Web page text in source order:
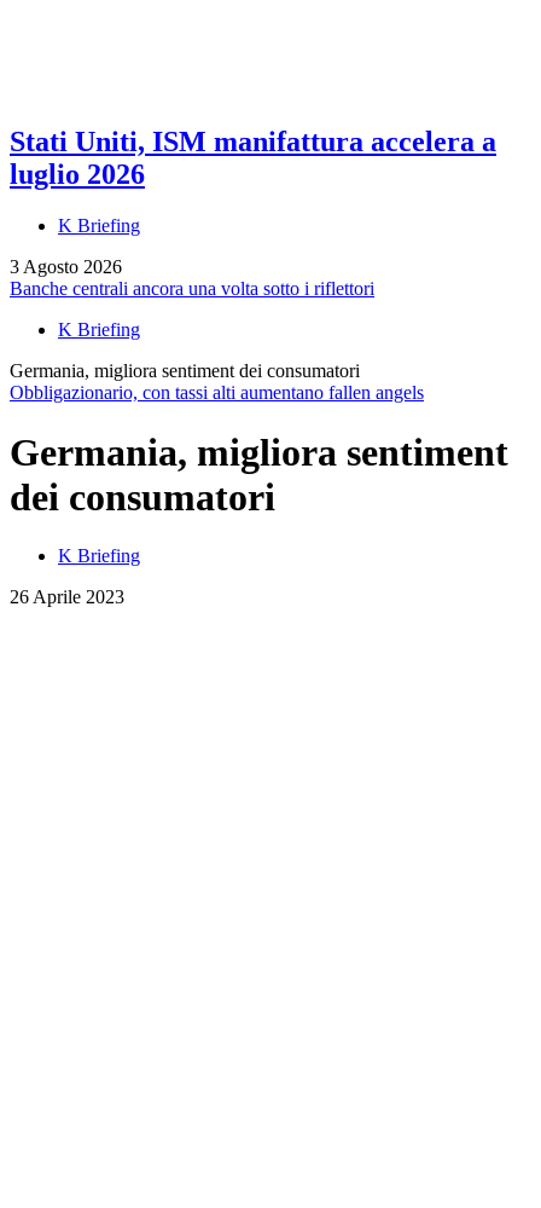
Stati Uniti, ISM manifattura accelera a
luglio 2026
K Briefing
3 Agosto 2026
Banche centrali ancora una volta sotto i riflettori
K Briefing
Germania, migliora sentiment dei consumatori
Obbligazionario, con tassi alti aumentano fallen angels
Germania, migliora sentiment
dei consumatori
K Briefing
26 Aprile 2023